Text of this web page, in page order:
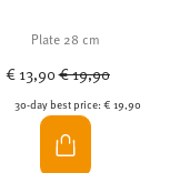
Plate 28 cm
€ 13,90Price reduced from
€ 19,90
30-day best price:€ 19,90